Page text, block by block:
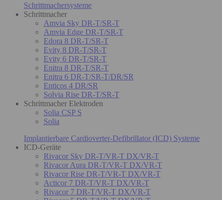
Schrittmachersysteme
Schrittmacher
Amvia Sky DR-T/SR-T
Amvia Edge DR-T/SR-T
Edora 8 DR-T/SR-T
Evity 8 DR-T/SR-T
Evity 6 DR-T/SR-T
Enitra 8 DR-T/SR-T
Enitra 6 DR-T/SR-T/DR/SR
Enticos 4 DR/SR
Solvia Rise DR-T/SR-T
Schrittmacher Elektroden
Solia CSP S
Solia
Implantierbare Cardioverter-Defibrillator (ICD) Systeme
ICD-Geräte
Rivacor Sky DR-T/VR-T DX/VR-T
Rivacor Aura DR-T/VR-T DX/VR-T
Rivacor Rise DR-T/VR-T DX/VR-T
Acticor 7 DR-T/VR-T DX/VR-T
Rivacor 7 DR-T/VR-T DX/VR-T